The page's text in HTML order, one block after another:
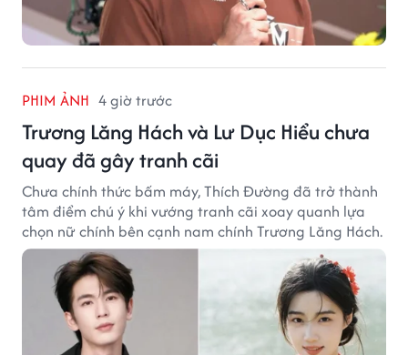
PHIM ẢNH 4 giờ trước
Trương Lăng Hách và Lư Dục Hiểu chưa
quay đã gây tranh cãi
Chưa chính thức bấm máy, Thích Đường đã trở thành
tâm điểm chú ý khi vướng tranh cãi xoay quanh lựa
chọn nữ chính bên cạnh nam chính Trương Lăng Hách.